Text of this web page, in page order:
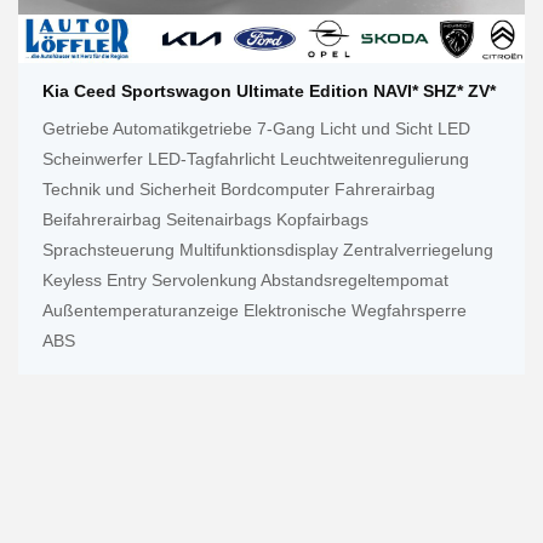
Kia Ceed Sportswagon Ultimate Edition NAVI* SHZ* ZV*
Getriebe Automatikgetriebe 7-Gang Licht und Sicht LED
Scheinwerfer LED-Tagfahrlicht Leuchtweitenregulierung
Technik und Sicherheit Bordcomputer Fahrerairbag
Beifahrerairbag Seitenairbags Kopfairbags
Sprachsteuerung Multifunktionsdisplay Zentralverriegelung
Keyless Entry Servolenkung Abstandsregeltempomat
Außentemperaturanzeige Elektronische Wegfahrsperre
ABS